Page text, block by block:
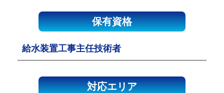
保有資格
給水装置工事主任技術者
対応エリア